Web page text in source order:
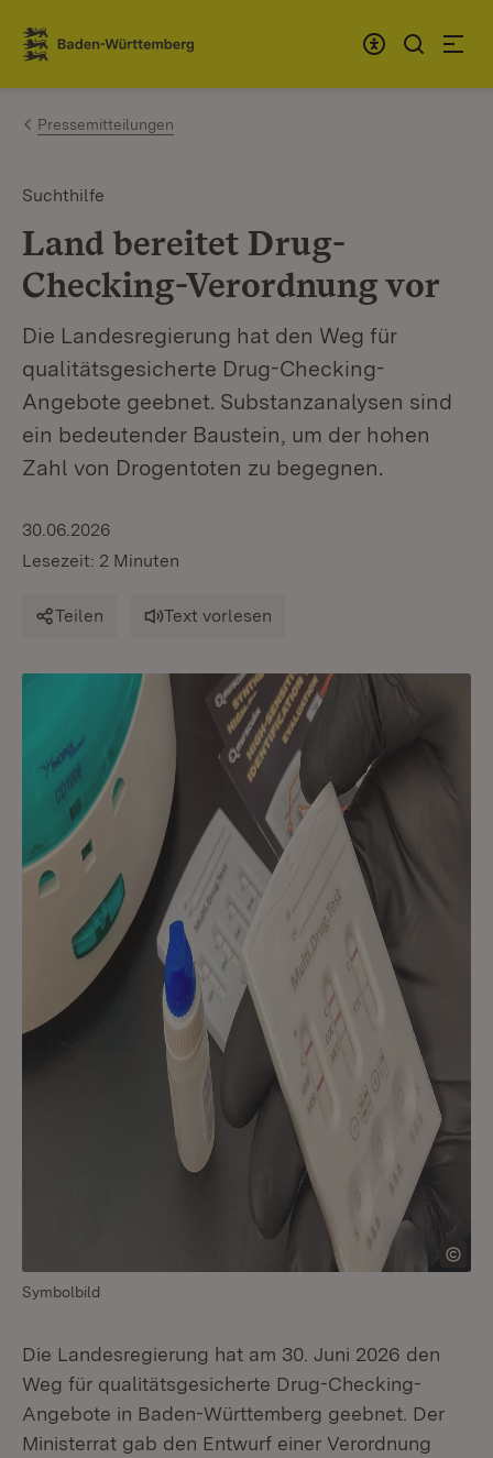
Zum Inhalt springen
Link zur Startseite
Pressemitteilungen
Suchthilfe
Land bereitet Drug-
Checking-Verordnung vor
Die Landesregierung hat den Weg für
qualitätsgesicherte Drug-Checking-
Angebote geebnet. Substanzanalysen sind
ein bedeutender Baustein, um der hohen
Zahl von Drogentoten zu begegnen.
30.06.2026
Lesezeit: 2 Minuten
Teilen Text vorlesen
Symbolbild
Die Landesregierung hat am 30. Juni 2026 den
Weg für qualitätsgesicherte Drug-Checking-
Angebote in Baden-Württemberg geebnet. Der
Ministerrat gab den Entwurf einer Verordnung